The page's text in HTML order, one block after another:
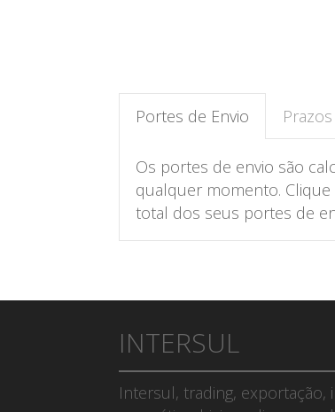
Portes de Envio
Os portes de envio são
qualquer momento.
total dos seus portes de
INTERSUL
Intersul, trading,